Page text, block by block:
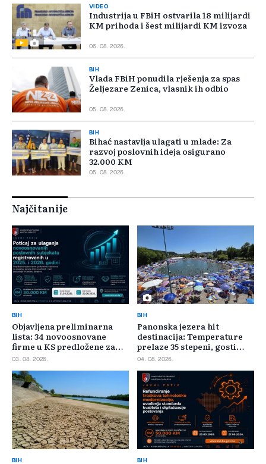
VIDEO
Industrija u FBiH ostvarila 18 milijardi
KM prihoda i šest milijardi KM izvoza
06. 08. 2026.
BIH
Vlada FBiH ponudila rješenja za spas
Željezare Zenica, vlasnik ih odbio
05. 08. 2026.
BIH
Bihać nastavlja ulagati u mlade: Za
razvoj poslovnih ideja osigurano
32.000 KM
05. 08. 2026.
Najčitanije
BIH
Objavljena preliminarna
lista: 34 novoosnovane
firme u KS predložene za
400.000 KM poticaja
03. 08. 2026.
BIH
Panonska jezera hit
destinacija: Temperature
prelaze 35 stepeni, gosti
pristižu iz cijele regije
04. 08. 2026.
BIH BIH